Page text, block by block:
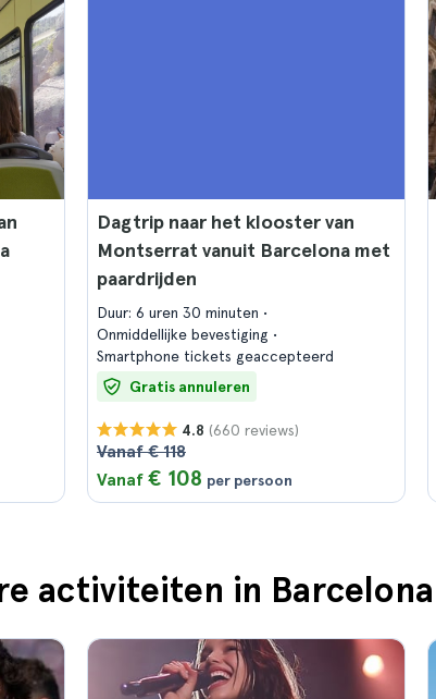
Dagtrip naar het klooster van
Montserrat vanuit Barcelona met
paardrijden
Duur: 6 uren 30 minuten
Onmiddellijke bevestiging
Smartphone tickets geaccepteerd
Gratis annuleren
4.8 (660 reviews)
Vanaf € 118
Vanaf € 108 per persoon
activiteiten in Barcelona